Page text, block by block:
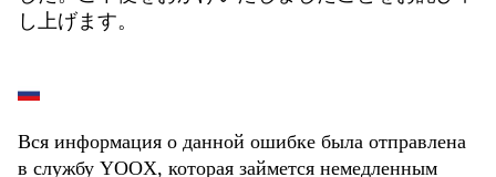
し上げます。
Вся информация о данной ошибке была отправлена
в службу YOOX, которая займется немедленным